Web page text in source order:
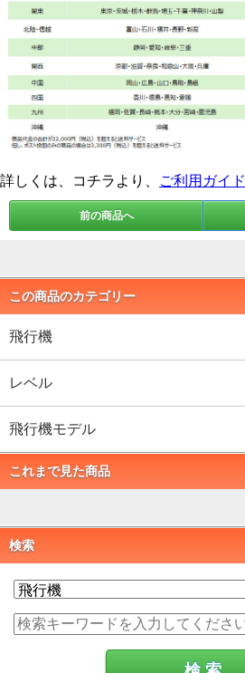
詳しくは、コチラより、 ご利用ガイド
前の商品へ
この商品のカテゴリー
飛行機
レベル
飛行機モデル
これまで見た商品
検索